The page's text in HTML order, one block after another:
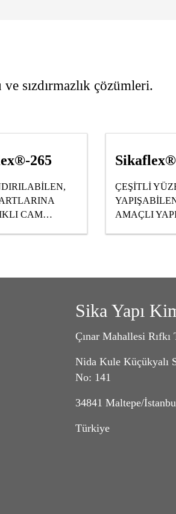
sızdırmazlık çözümleri.
265
CAM
ÇEŞİTLİ
AMAÇLI
Sika Yapı
Çınar Mahallesi Rıfkı
Nida Kule Küçükyalı
No: 141
34841 Maltepe/
Türkiye